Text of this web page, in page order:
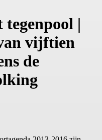
tegenpool |
vijftien
de